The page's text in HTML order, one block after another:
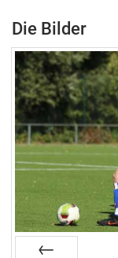
Die Bilder